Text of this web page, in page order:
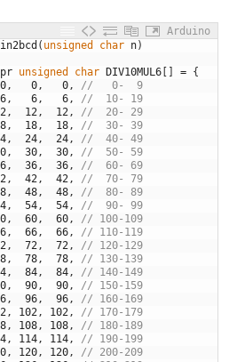
Arduino
( unsigned char n)
unsigned char DIV10MUL6 = {
0, 0, 0,
//   0-  9
6, 6, 6,
//  10- 19
, 12, 12,
//  20- 29
, 18, 18,
//  30- 39
, 24, 24,
//  40- 49
, 30, 30,
//  50- 59
, 36, 36,
//  60- 69
, 42, 42,
//  70- 79
, 48, 48,
//  80- 89
, 54, 54,
//  90- 99
, 60, 60,
// 100-109
, 66, 66,
// 110-119
, 72, 72,
// 120-129
, 78, 78,
// 130-139
, 84, 84,
// 140-149
, 90, 90,
// 150-159
, 96, 96,
// 160-169
, 102, 102,
// 170-179
, 108, 108,
// 180-189
, 114, 114,
// 190-199
, 120, 120,
// 200-209